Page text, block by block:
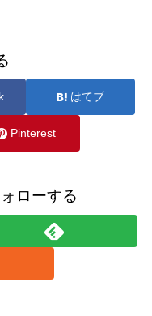
はてブ
Pinterest
ローする